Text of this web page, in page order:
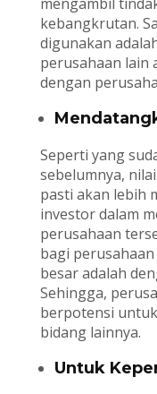
mengambil
kebangkrutan.
digunakan
perusahaan lain
dengan
Seperti yang
sebelumnya,
pasti akan lebih
investor dalam
perusahaan
bagi
besar adalah
Sehingga,
berpotensi
bidang lainnya.
Untuk